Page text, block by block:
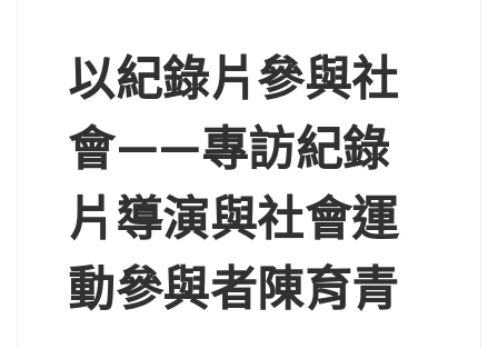
以紀錄片參與社
會——專訪紀錄
片導演與社會運
動參與者陳育青